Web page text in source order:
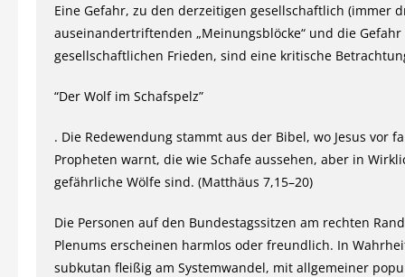
Eine Gefahr, zu den derzeitigen gesellschaftlich (immer
auseinandertriftenden „Meinungsblöcke“ und die
gesellschaftlichen Frieden, sind eine kritische
“Der Wolf im Schafspelz”
. Die Redewendung stammt aus der Bibel, wo Jesus vor
Propheten warnt, die wie Schafe aussehen, aber in
gefährliche Wölfe sind. (Matthäus 7,15–20)
Die Personen auf den Bundestagssitzen am rechten
Plenums erscheinen harmlos oder freundlich. In
subkutan fleißig am Systemwandel, mit allgemeiner